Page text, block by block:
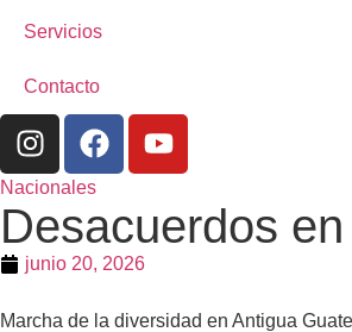
Servicios
Contacto
Nacionales
Desacuerdos
junio 20, 2026
Marcha de la diversidad en Antigua